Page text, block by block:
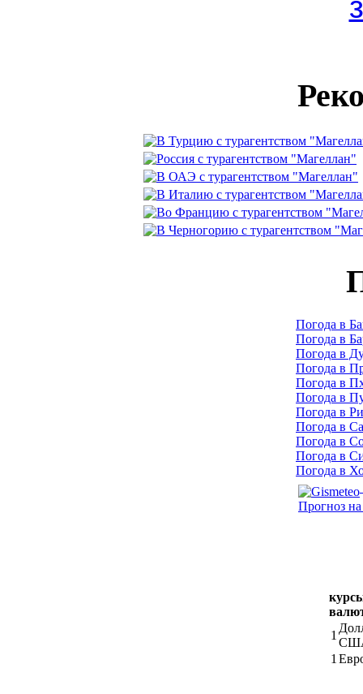
Погода в
Погода в
Погода в
Погода в
Погода в
Погода в
Погода в
Погода в
Погода в
Погода в
Погода в
Прогноз
1
1